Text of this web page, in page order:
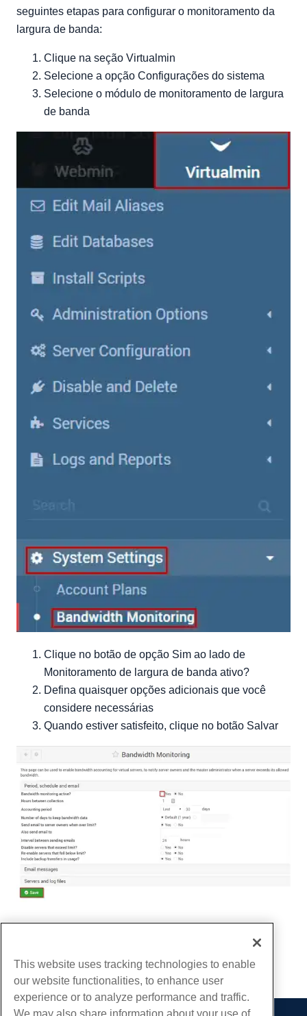
seguintes etapas para configurar o monitoramento da
largura de banda:
Clique na seção Virtualmin
Selecione a opção Configurações do sistema
Selecione o módulo de monitoramento de largura
de banda
Clique no botão de opção Sim ao lado de
Monitoramento de largura de banda ativo?
Defina quaisquer opções adicionais que você
considere necessárias
Quando estiver satisfeito, clique no botão Salvar
cópia de URL
This website uses tracking technologies to enable
our website functionalities, to enhance user
experience or to analyze performance and traffic.